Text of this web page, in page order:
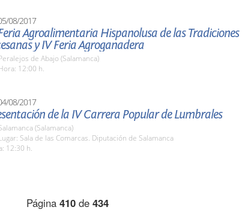
08/2017
Agroalimentaria Hispanolusa de las Tradiciones
y IV Feria Agroganadera
de Abajo (Salamanca)
12:00 h.
08/2017
de la IV Carrera Popular de Lumbrales
(Salamanca)
Sala de las Comarcas. Diputación de Salamanca
12:30 h.
Página 410de 434